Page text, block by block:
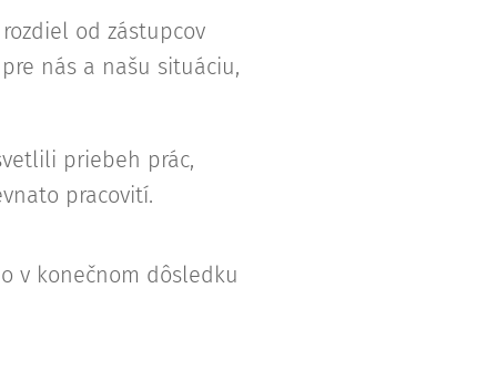
od zástupcov
nás a našu situáciu,
priebeh prác,
pracovití.
v konečnom dôsledku